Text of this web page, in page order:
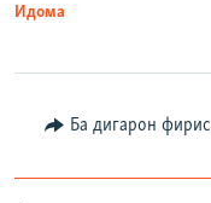
Идома
Ба дигарон